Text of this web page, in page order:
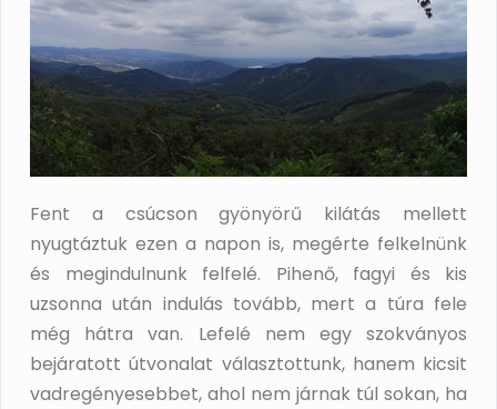
Fent a csúcson gyönyörű kilátás mellett
nyugtáztuk ezen a napon is, megérte felkelnünk
és megindulnunk felfelé. Pihenő, fagyi és kis
uzsonna után indulás tovább, mert a túra fele
még hátra van. Lefelé nem egy szokványos
bejáratott útvonalat választottunk, hanem kicsit
vadregényesebbet, ahol nem járnak túl sokan, ha